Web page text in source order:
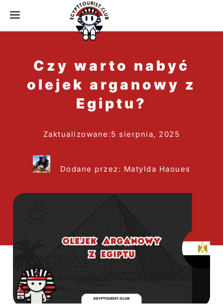
MENU
Czy warto nabyć
olejek arganowy z
Egiptu?
Zaktualizowane:5 sierpnia, 2025
Dodane przez: Matylda Haoues